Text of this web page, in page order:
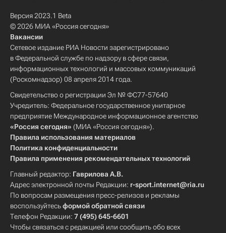
Версия 2023.1 Beta
© 2026 МИА «Россия сегодня»
Вакансии
Сетевое издание РИА Новости зарегистрировано
в Федеральной службе по надзору в сфере связи,
информационных технологий и массовых коммуникаций
(Роскомнадзор) 08 апреля 2014 года.
Свидетельство о регистрации Эл № ФС77-57640
Учредитель: Федеральное государственное унитарное
предприятие Международное информационное агентство
«Россия сегодня» (МИА «Россия сегодня»).
Правила использования материалов
Политика конфиденциальности
Правила применения рекомендательных технологий
Главный редактор: Гаврилова А.В.
Адрес электронной почты Редакции: r-sport.internet@ria.ru
По вопросам размещения пресс-релизов и рекламы
воспользуйтесьформой обратной связи
Телефон Редакции: 7 (495) 645-6601
Чтобы связаться с редакцией или сообщить обо всех